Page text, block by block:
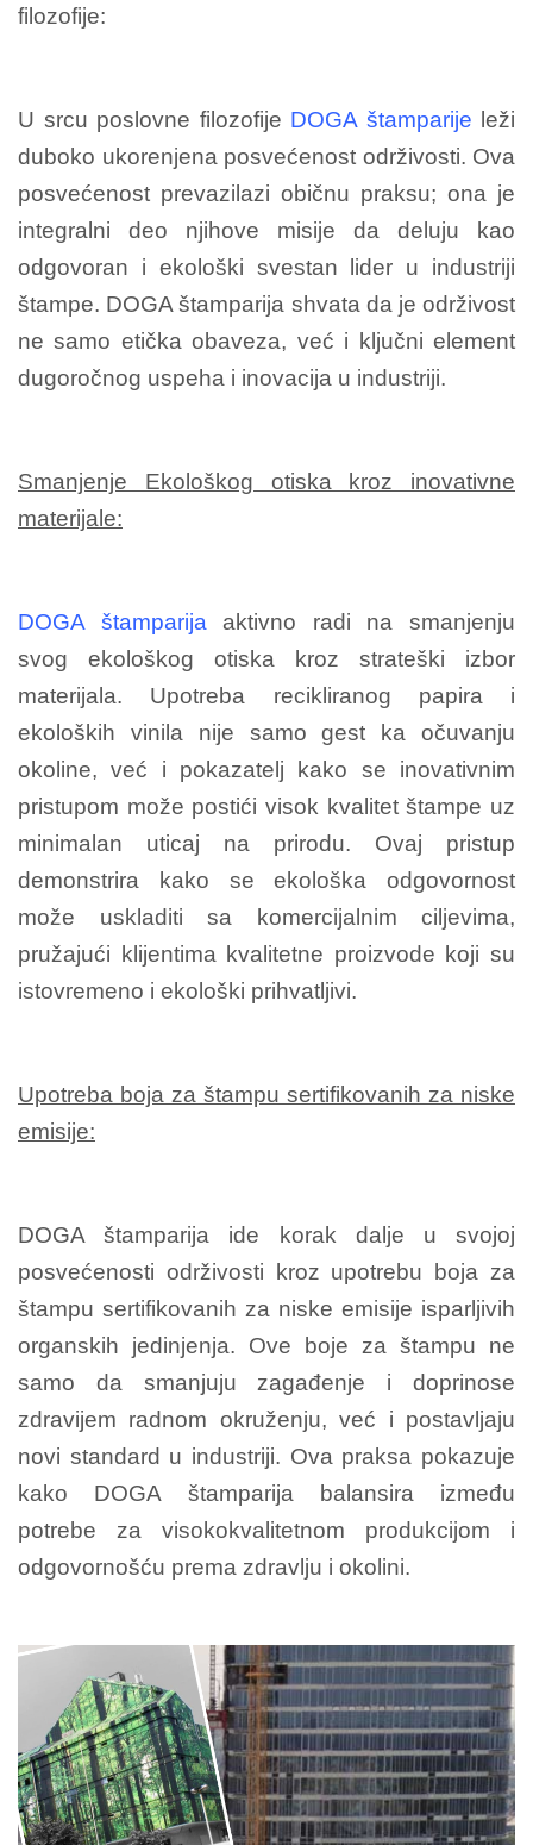
filozofije:
U srcu poslovne filozofije DOGA štamparije leži
duboko ukorenjena posvećenost održivosti. Ova
posvećenost prevazilazi običnu praksu; ona je
integralni deo njihove misije da deluju kao
odgovoran i ekološki svestan lider u industriji
štampe. DOGA štamparija shvata da je održivost
ne samo etička obaveza, već i ključni element
dugoročnog uspeha i inovacija u industriji.
Smanjenje Ekološkog otiska kroz inovativne
materijale:
DOGA štamparija aktivno radi na smanjenju
svog ekološkog otiska kroz strateški izbor
materijala. Upotreba recikliranog papira i
ekoloških vinila nije samo gest ka očuvanju
okoline, već i pokazatelj kako se inovativnim
pristupom može postići visok kvalitet štampe uz
minimalan uticaj na prirodu. Ovaj pristup
demonstrira kako se ekološka odgovornost
može uskladiti sa komercijalnim ciljevima,
pružajući klijentima kvalitetne proizvode koji su
istovremeno i ekološki prihvatljivi.
Upotreba boja za štampu sertifikovanih za niske
emisije:
DOGA štamparija ide korak dalje u svojoj
posvećenosti održivosti kroz upotrebu boja za
štampu sertifikovanih za niske emisije isparljivih
organskih jedinjenja. Ove boje za štampu ne
samo da smanjuju zagađenje i doprinose
zdravijem radnom okruženju, već i postavljaju
novi standard u industriji. Ova praksa pokazuje
kako DOGA štamparija balansira između
potrebe za visokokvalitetnom produkcijom i
odgovornošću prema zdravlju i okolini.